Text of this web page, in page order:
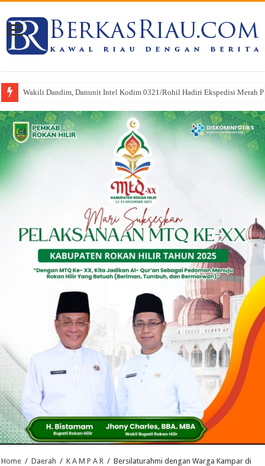
Wakili Dandim, Danunit Intel Kodim 0321/Rohil Hadiri Ekspedisi Merah
Pasi Pers Kodim 0321/Rohil Hadiri Upacara HUT Riau ke-69
Home / Daerah / K A M P A R / Bersilaturahmi dengan Warga Kampar di